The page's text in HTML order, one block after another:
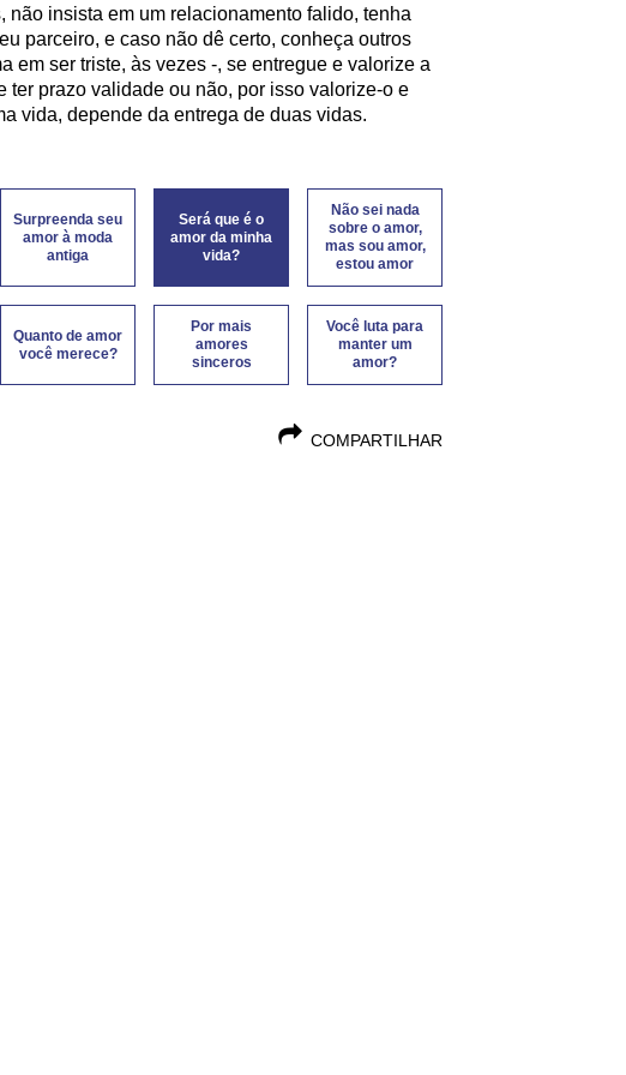
insista em um relacionamento falido, tenha
parceiro, e caso não dê certo, conheça outros
em ser triste, às vezes -, se entregue e valorize a
ter prazo validade ou não, por isso valorize-o e
vida, depende da entrega de duas vidas.
Surpreenda seu
amor à moda
antiga
Será que é o
amor da minha
vida?
Não sei nada
sobre o amor,
mas sou amor,
estou amor
Quanto de amor
você merece?
Por mais
amores
sinceros
Você luta para
manter um
amor?
COMPARTILHAR